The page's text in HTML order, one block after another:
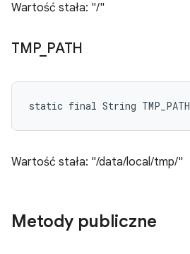
Wartość stała: "/"
TMP_ PATH
static final String TMP_PATH
Wartość stała: "/data/local/tmp/"
Metody publiczne